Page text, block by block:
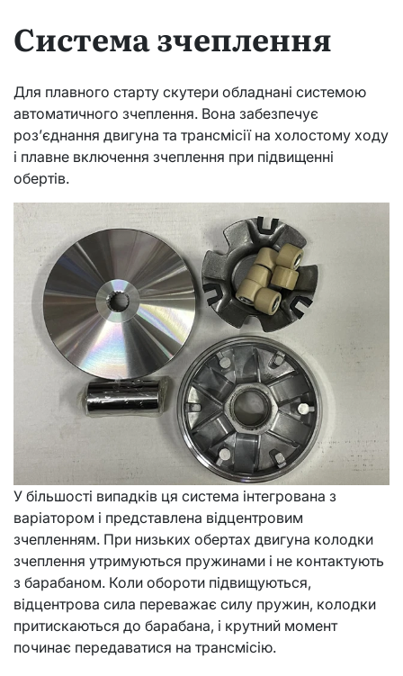
Система зчеплення
Для плавного старту скутери обладнані системою
автоматичного зчеплення. Вона забезпечує
роз’єднання двигуна та трансмісії на холостому ходу
і плавне включення зчеплення при підвищенні
обертів.
У більшості випадків ця система інтегрована з
варіатором і представлена відцентровим
зчепленням. При низьких обертах двигуна колодки
зчеплення утримуються пружинами і не контактують
з барабаном. Коли обороти підвищуються,
відцентрова сила переважає силу пружин, колодки
притискаються до барабана, і крутний момент
починає передаватися на трансмісію.